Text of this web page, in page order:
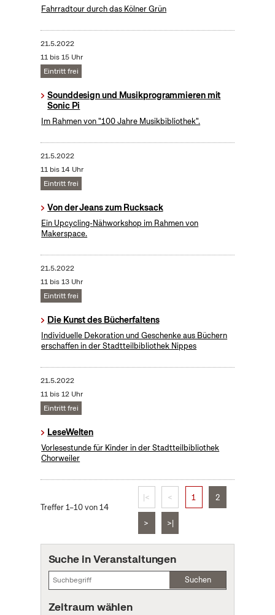
Fahrradtour durch das Kölner Grün
21.5.2022
11 bis 15 Uhr
Eintritt frei
Sounddesign und Musikprogrammieren mit
Sonic Pi
Im Rahmen von "100 Jahre Musikbibliothek".
21.5.2022
11 bis 14 Uhr
Eintritt frei
Von der Jeans zum Rucksack
Ein Upcycling-Nähworkshop im Rahmen von
Makerspace.
21.5.2022
11 bis 13 Uhr
Eintritt frei
Die Kunst des Bücherfaltens
Individuelle Dekoration und Geschenke aus Büchern
erschaffen in der Stadtteilbibliothek Nippes
21.5.2022
11 bis 12 Uhr
Eintritt frei
LeseWelten
Vorlesestunde für Kinder in der Stadtteilbibliothek
Chorweiler
Treffer 1–10 von 14
|< < 1 2
> >|
Suche in Veranstaltungen
Suchen
Zeitraum wählen